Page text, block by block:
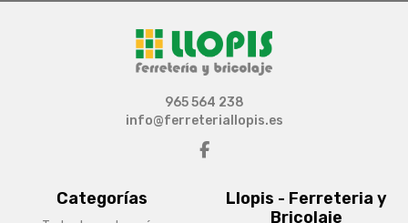
Categorías
Llopis - Ferreteria y
Bricolaje
965 564 238
info@ferreteriallopis.es